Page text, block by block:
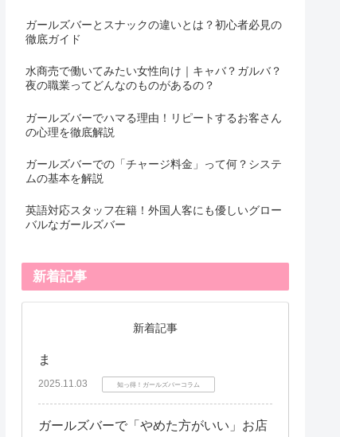
ガールズバーとスナックの違いとは？初心者必見の
徹底ガイド
水商売で働いてみたい女性向け｜キャバ？ガルバ？
夜の職業ってどんなのものがあるの？
ガールズバーでハマる理由！リピートするお客さん
の心理を徹底解説
ガールズバーでの「チャージ料金」って何？システ
ムの基本を解説
英語対応スタッフ在籍！外国人客にも優しいグロー
バルなガールズバー
新着記事
新着記事
ま
2025.11.03 知っ得！ガールズバーコラム
ガールズバーで「やめた方がいい」お店